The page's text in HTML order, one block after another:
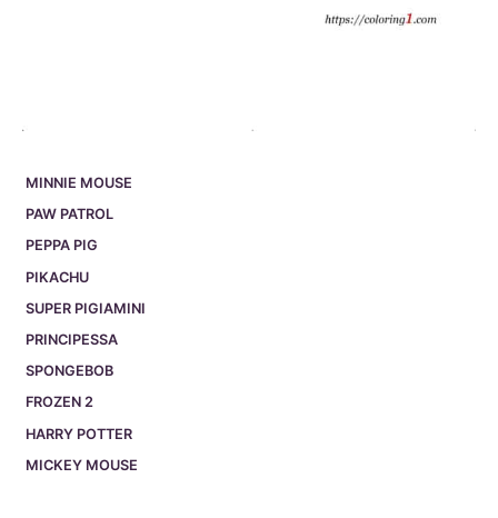
MINNIE MOUSE
PAW PATROL
PEPPA PIG
PIKACHU
SUPER PIGIAMINI
PRINCIPESSA
SPONGEBOB
FROZEN 2
HARRY POTTER
MICKEY MOUSE